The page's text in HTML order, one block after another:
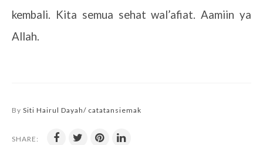
kembali. Kita semua sehat wal’afiat. Aamiin ya
Allah.
By Siti Hairul Dayah/ catatansiemak
SHARE: